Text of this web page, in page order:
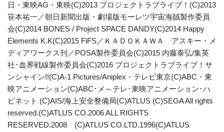
日・東映AG・東映(C)2013 プロジェクトラブライブ！(C)2013
笹本祐一／朝日新聞出版・劇場版モーレツ宇宙海賊製作委員
会(C)2014 BONES / Project SPACE DANDY(C)2014 Happy
Elements K.K(C)2015 FiFS／ＫＡＤＯＫＡＷＡ アスキー・メ
ディアワークス刊／POSA製作委員会(C)2015 内藤泰弘/集英
社･血界戦線製作委員会(C)2016 プロジェクトラブライブ！サ
ンシャイン!!(C)A-1 Pictures/Aniplex・テレビ東京(C)ABC・東
映アニメーション(C)ABC･メ～テレ･東映アニメーション･ハ
ピネット (C)AIS/海上安全整備局(C)ATLUS (C)SEGA All rights
reserved.(C)ATLUS CO.2006 ALL RIGHTS
RESERVED.2008 (C)ATLUS CO.LTD.1996(C)ATLUS